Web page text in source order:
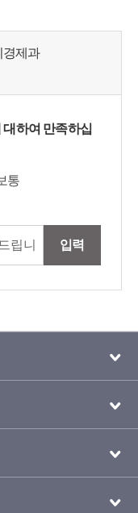
경제과
하여 만족하십
통
입력